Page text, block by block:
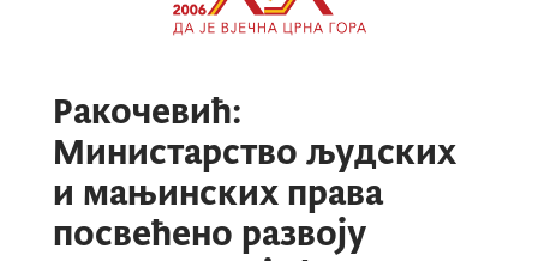
Ракочевић:
Министарство људских
и мањинских права
посвећено развоју